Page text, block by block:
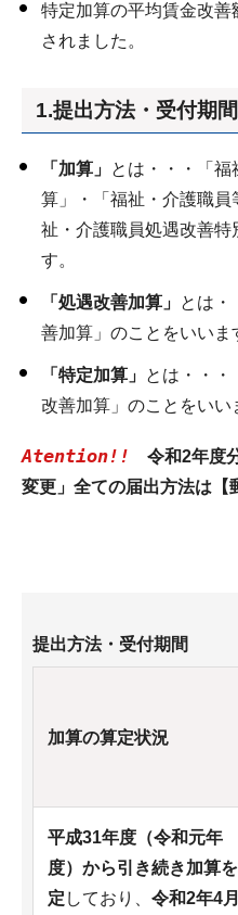
特定加算の平均賃金改
されました。
1.提出方法・受付期間
「加算」 とは・・・「
算」・「福祉・介護職
祉・介護職員処遇改善特
す。
「処遇改善加算」 とは・
善加算」のことをいいま
「特定加算」 とは・・・
改善加算」のことをいい
Atention!!
令和2年度
変更」全ての届出方法は【
提出方法・受付期間
加算の算定状況
平成31年度（令和元年
度）から引き続き加算
定 しており、 令和2年4月